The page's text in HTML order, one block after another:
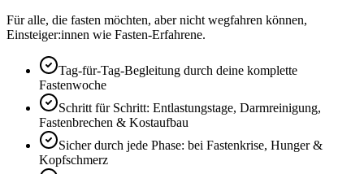
Für alle, die fasten möchten, aber nicht wegfahren können,
Einsteiger:innen wie Fasten-Erfahrene.
Tag-für-Tag-Begleitung durch deine komplette
Fastenwoche
Schritt für Schritt: Entlastungstage, Darmreinigung,
Fastenbrechen & Kostaufbau
Sicher durch jede Phase: bei Fastenkrise, Hunger &
Kopfschmerz